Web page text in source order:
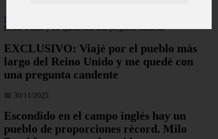
Inicio
Reino Unido y me quedé con una pregunta candente
EXCLUSIVO: Viajé por el pueblo más
largo del Reino Unido y me quedé con
una pregunta candente
📅 30/11/2025
Escondido en el campo inglés hay un
pueblo de proporciones récord. Milo